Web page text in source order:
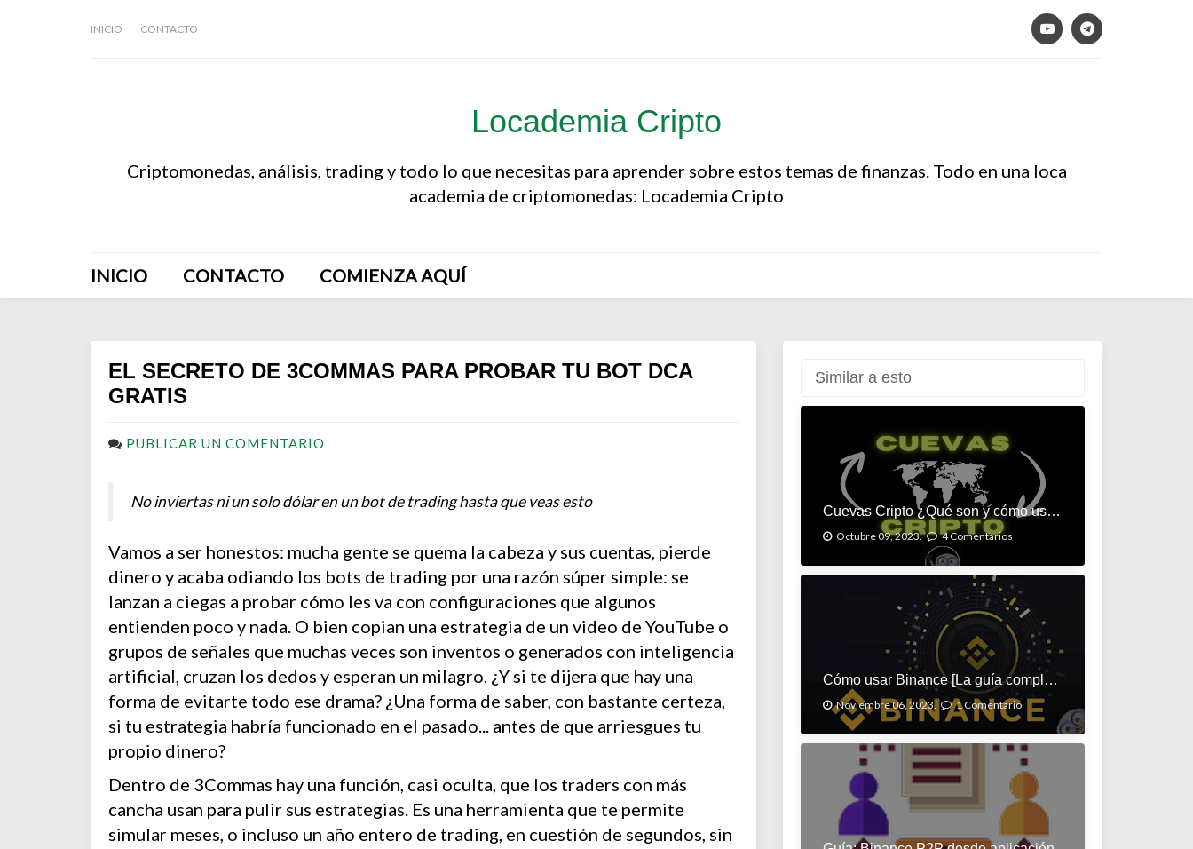
INICIO CONTACTO
Locademia Cripto
Criptomonedas, análisis, trading y todo lo que necesitas para aprender sobre estos temas de finanzas. Todo en una loca
academia de criptomonedas: Locademia Cripto
INICIO CONTACTO COMIENZA AQUÍ
EL SECRETO DE 3COMMAS PARA PROBAR TU BOT DCA
GRATIS
PUBLICAR UN COMENTARIO
No inviertas ni un solo dólar en un bot de trading hasta que veas esto
Vamos a ser honestos: mucha gente se quema la cabeza y sus cuentas, pierde
dinero y acaba odiando los bots de trading por una razón súper simple: se
lanzan a ciegas a probar cómo les va con configuraciones que algunos
entienden poco y nada. O bien copian una estrategia de un video de YouTube o
grupos de señales que muchas veces son inventos o generados con inteligencia
artificial, cruzan los dedos y esperan un milagro. ¿Y si te dijera que hay una
forma de evitarte todo ese drama? ¿Una forma de saber, con bastante certeza,
si tu estrategia habría funcionado en el pasado... antes de que arriesgues tu
propio dinero?
Dentro de 3Commas hay una función, casi oculta, que los traders con más
cancha usan para pulir sus estrategias. Es una herramienta que te permite
simular meses, o incluso un año entero de trading, en cuestión de segundos, sin
Similar a esto
Cuevas Cripto ¿Qué son y cómo usarlas?
Octubre 09, 2023. 4 Comentarios
Cómo usar Binance [La guía completa]
Noviembre 06, 2023. 1 Comentario